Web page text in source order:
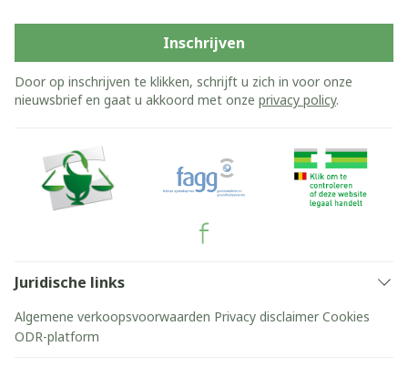
Inschrijven
Door op inschrijven te klikken, schrijft u zich in voor onze
nieuwsbrief en gaat u akkoord met onze privacy policy.
Juridische links
Algemene verkoopsvoorwaarden Privacy disclaimer Cookies
ODR-platform